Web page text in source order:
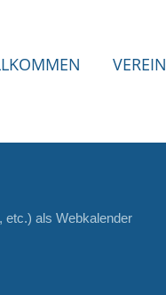
VEREIN
etc.) als Webkalender